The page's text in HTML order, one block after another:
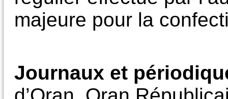
majeure pour la
Journaux et